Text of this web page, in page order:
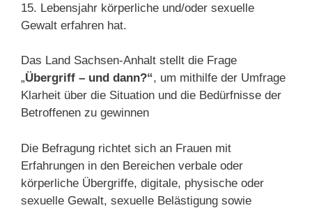
15. Lebensjahr körperliche und/oder sexuelle
Gewalt erfahren hat.
Das Land Sachsen-Anhalt stellt die Frage
„Übergriff – und dann?“, um mithilfe der Umfrage
Klarheit über die Situation und die Bedürfnisse der
Betroffenen zu gewinnen
Die Befragung richtet sich an Frauen mit
Erfahrungen in den Bereichen verbale oder
körperliche Übergriffe, digitale, physische oder
sexuelle Gewalt, sexuelle Belästigung sowie